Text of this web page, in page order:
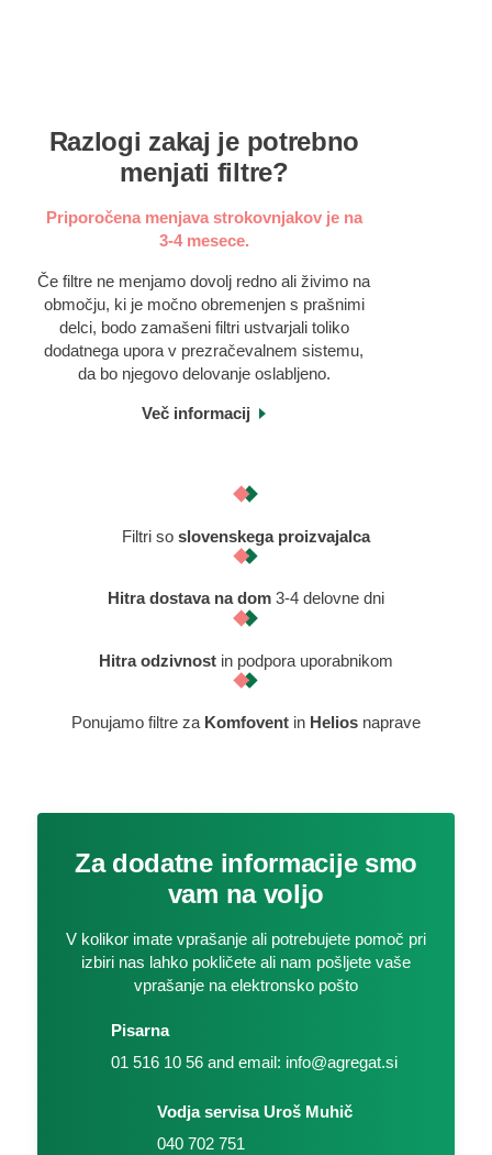
Razlogi zakaj je potrebno
menjati filtre?
Priporočena menjava strokovnjakov je na
3-4 mesece.
Če filtre ne menjamo dovolj redno ali živimo na
območju, ki je močno obremenjen s prašnimi
delci, bodo zamašeni filtri ustvarjali toliko
dodatnega upora v prezračevalnem sistemu,
da bo njegovo delovanje oslabljeno.
Več informacij
Filtri so slovenskega proizvajalca
Hitra dostava na dom3-4 delovne dni
Hitra odzivnostin podpora uporabnikom
Ponujamo filtre za Komfoventin Heliosnaprave
Za dodatne informacije smo
vam na voljo
V kolikor imate vprašanje ali potrebujete pomoč pri
izbiri nas lahko pokličete ali nam pošljete vaše
vprašanje na elektronsko pošto
Pisarna
01 516 10 56 and email: info@agregat.si
Vodja servisa Uroš Muhič
040 702 751